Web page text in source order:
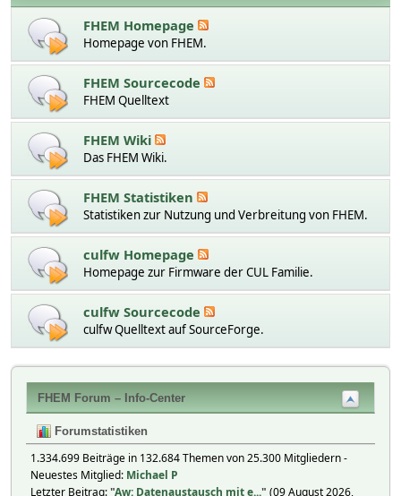
FHEM Homepage
Homepage von FHEM.
FHEM Sourcecode
FHEM Quelltext
FHEM Wiki
Das FHEM Wiki.
FHEM Statistiken
Statistiken zur Nutzung und Verbreitung von FHEM.
culfw Homepage
Homepage zur Firmware der CUL Familie.
culfw Sourcecode
culfw Quelltext auf SourceForge.
FHEM Forum – Info-Center
Forumstatistiken
1.334.699 Beiträge in 132.684 Themen von 25.300 Mitgliedern -
Neuestes Mitglied: Michael P
Letzter Beitrag:"Aw: Datenaustausch mit e..." (09 August 2026,